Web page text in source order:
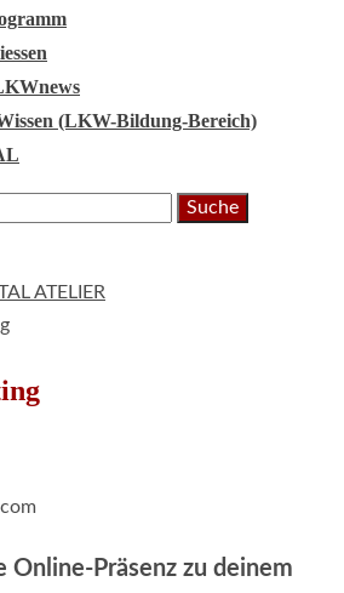
(LKW-Bildung-Bereich)
ATELIER
Online-Präsenz zu deinem